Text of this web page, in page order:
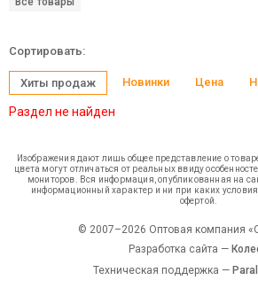
Сортировать:
Хиты продаж Новинки Цена
Раздел не найден
Изображения дают лишь общее представление о
цвета могут отличаться от реальных ввиду
мониторов. Вся информация, опубликованная на
информационный характер и ни при каких
офертой.
© 2007–2026 Оптовая компания
Разработка сайта —
Техническая поддержка —